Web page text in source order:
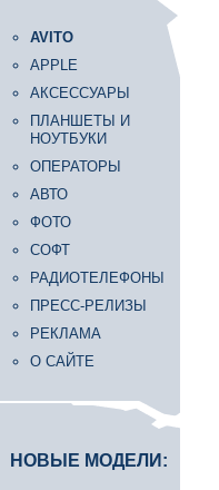
AVITO
APPLE
АКСЕССУАРЫ
ПЛАНШЕТЫ И
НОУТБУКИ
ОПЕРАТОРЫ
АВТО
ФОТО
СОФТ
РАДИОТЕЛЕФОНЫ
ПРЕСС-РЕЛИЗЫ
РЕКЛАМА
О САЙТЕ
НОВЫЕ МОДЕЛИ: